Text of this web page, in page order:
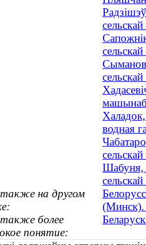
водная
Шабуня,
на другом
(Минск).
более
понятие: